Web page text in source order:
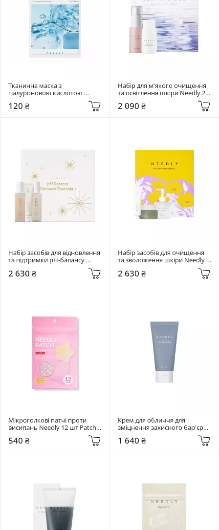
Тканинна маска з
гіалуроновою кислотою
Needly 25 мл Hya-light Calming
Mask
120 ₴
Набір для м'якого очищення
та освітлення шкіри Needly 2
2 090 ₴
Набір засобів для відновлення
та підтримки pH-балансу
шкіри Needly 3 шт pH Restore
Skincare Essentials
2 630 ₴
Набір засобів для очищення
та зволоження шкіри Needly 3
2 630 ₴
Мікроголкові патчі проти
висипань Needly 12 шт Patch
540 ₴
Крем для обличчя для
зміцнення захисного бар'єру
Cream
1 640 ₴